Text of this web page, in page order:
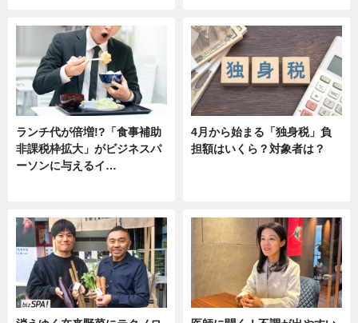
ランチ代が倍増!?「食事補助
非課税枠拡大」がビジネスパ
ーソンに与えるイ…
4月から始まる「独身税」負
担額はいくら？対象者は？